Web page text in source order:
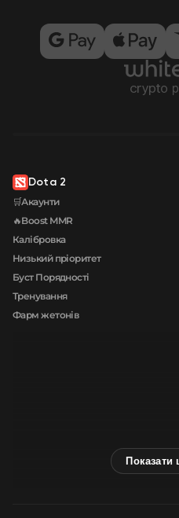
Dota 2
🛒Акаунти
🔥Boost MMR
Калібровка
Низький пріоритет
Буст Порядності
Тренування
Фарм жетонів